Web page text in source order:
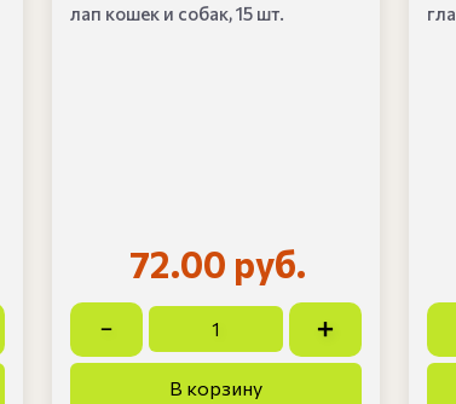
лап кошек и собак, 15 шт.
72.00 руб.